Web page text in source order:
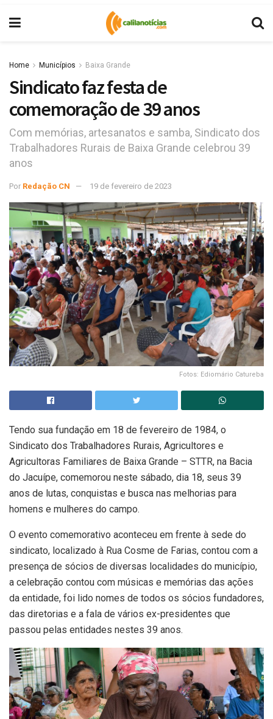
Home Municípios Baixa Grande
Sindicato faz festa de
comemoração de 39 anos
Com memórias, artesanatos e samba, Sindicato dos
Trabalhadores Rurais de Baixa Grande celebrou 39
anos
Por Redação CN 19 de fevereiro de 2023
Fotos: Ediomário Catureba
Tendo sua fundação em 18 de fevereiro de 1984, o
Sindicato dos Trabalhadores Rurais, Agricultores e
Agricultoras Familiares de Baixa Grande – STTR, na Bacia
do Jacuípe, comemorou neste sábado, dia 18, seus 39
anos de lutas, conquistas e busca nas melhorias para
homens e mulheres do campo.
O evento comemorativo aconteceu em frente à sede do
sindicato, localizado à Rua Cosme de Farias, contou com a
presença de sócios de diversas localidades do município,
a celebração contou com músicas e memórias das ações
da entidade, foi lido nomes de todos os sócios fundadores,
das diretorias e a fala de vários ex-presidentes que
passou pelas entidades nestes 39 anos.